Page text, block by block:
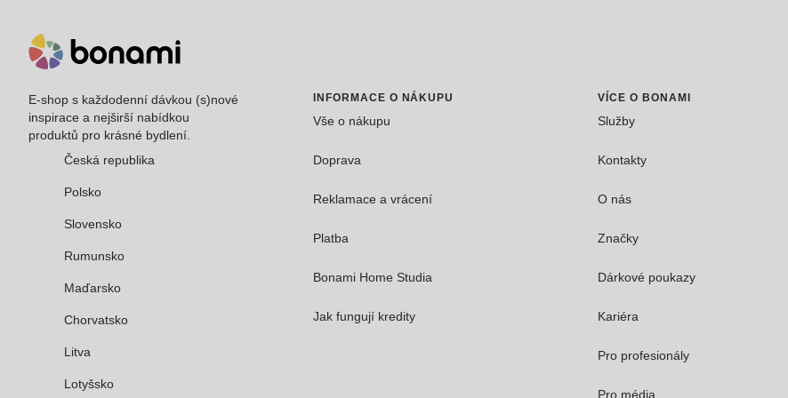
E-shop s každodenní dávkou (s)nové
inspirace a nejširší nabídkou
produktů pro krásné bydlení.
Česká republika
Polsko
Slovensko
Rumunsko
Maďarsko
Chorvatsko
Litva
Lotyšsko
INFORMACE O NÁKUPU
Vše o nákupu
Doprava
Reklamace a vrácení
Platba
Bonami Home Studia
Jak fungují kredity
VÍCE O BONAMI
Služby
Kontakty
O nás
Značky
Dárkové poukazy
Kariéra
Pro profesionály
Pro média